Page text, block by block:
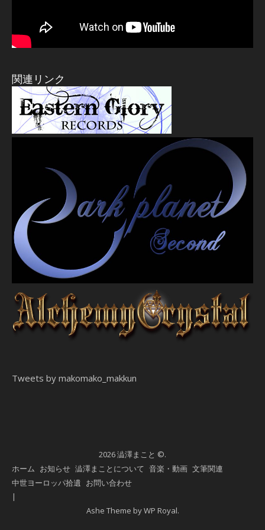
関連リンク
Tweets by makomako_makkun
2026 澁澤まこと ©.
ホーム お知らせ 澁澤まことについて 音楽・動画 文筆関連
中世ヨーロッパ拾遺 お問い合わせ
Ashe Theme byWP Royal.